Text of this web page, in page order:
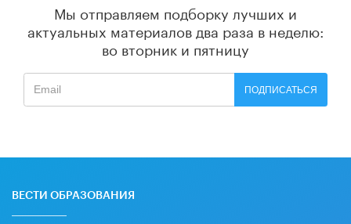
Мы отправляем подборку лучших и
актуальных материалов два раза в неделю:
во вторник и пятницу
ПОДПИСАТЬСЯ
ВЕСТИ ОБРАЗОВАНИЯ